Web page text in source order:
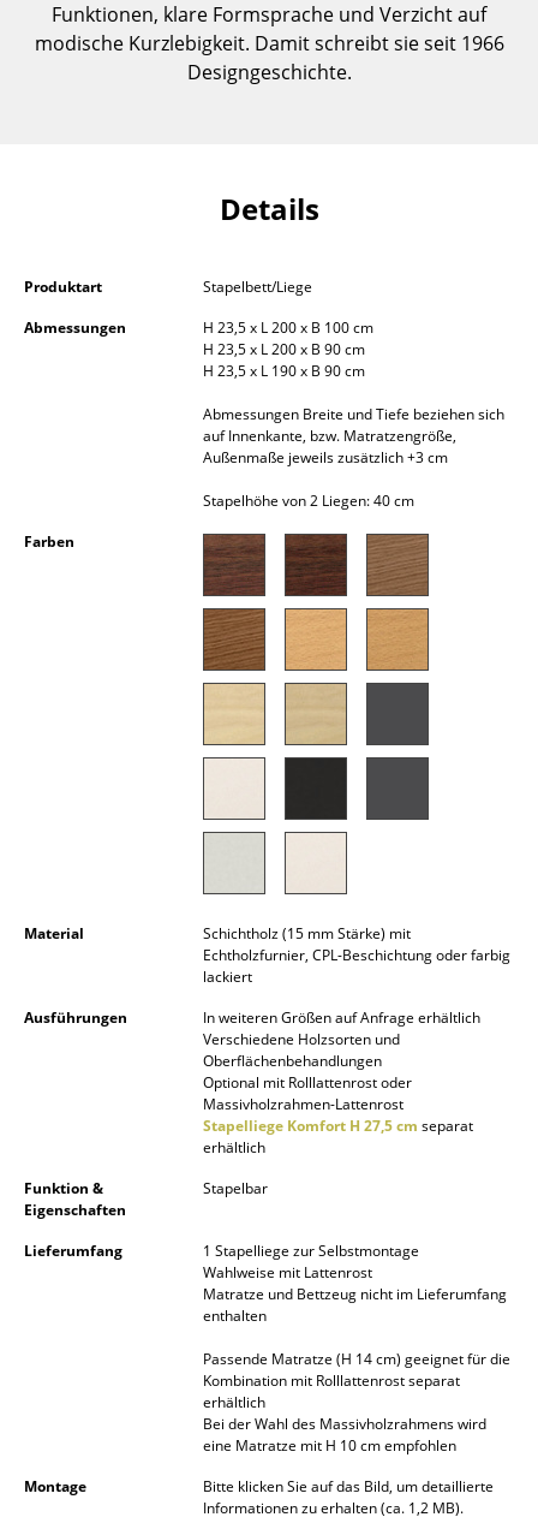
Beistell- & Rollcontainer
Licht
Hängeleuchten & Deckenleuchten
Schreibtischleuchten
Stehleuchten & Leseleuchten
Outdoor-Leuchten
Kinderbetten
Nachttische & Bettzubehör
Uhren
Spiegel
Figuren & Miniaturen
Aufbewahrungsboxen
Funktionen, klare Formsprache und Verzicht auf
modische Kurzlebigkeit. Damit schreibt sie seit 1966
Designgeschichte.
Details
Produktart
Stapelbett/Liege
Abmessungen
H 23,5 x L 200 x B 100 cm
H 23,5 x L 200 x B 90 cm
H 23,5 x L 190 x B 90 cm
Abmessungen Breite und Tiefe beziehen sich
auf Innenkante, bzw. Matratzengröße,
Außenmaße jeweils zusätzlich +3 cm
Stapelhöhe von 2 Liegen: 40 cm
Farben
Material
Schichtholz (15 mm Stärke) mit
Echtholzfurnier, CPL-Beschichtung oder farbig
lackiert
Ausführungen
In weiteren Größen auf Anfrage erhältlich
Verschiedene Holzsorten und
Oberflächenbehandlungen
Optional mit Rolllattenrost oder
Massivholzrahmen-Lattenrost
Stapelliege Komfort H 27,5 cm separat
erhältlich
Funktion &
Eigenschaften
Stapelbar
Lieferumfang
1 Stapelliege zur Selbstmontage
Wahlweise mit Lattenrost
Matratze und Bettzeug nicht im Lieferumfang
enthalten
Passende Matratze (H 14 cm) geeignet für die
Kombination mit Rolllattenrost separat
erhältlich
Bei der Wahl des Massivholzrahmens wird
eine Matratze mit H 10 cm empfohlen
Montage
Bitte klicken Sie auf das Bild, um detaillierte
Informationen zu erhalten (ca. 1,2 MB).